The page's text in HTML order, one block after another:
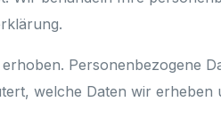
Personenbezogene
welche Daten wir